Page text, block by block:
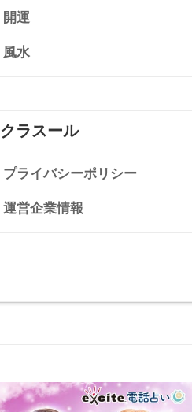
開運
風水
クラスール
プライバシーポリシー
運営企業情報